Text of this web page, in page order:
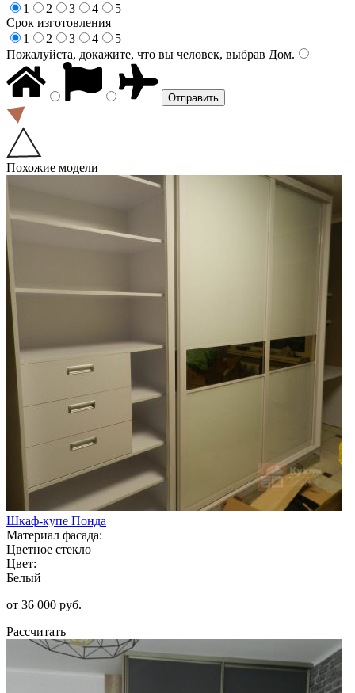
1
2 3 4
5
Срок изготовления
1
2 3 4
5
Пожалуйста, докажите, что вы человек, выбрав Дом.
Похожие модели
Шкаф-купе Понда
Материал фасада:
Цветное стекло
Цвет:
Белый
от 36 000 руб.
Рассчитать